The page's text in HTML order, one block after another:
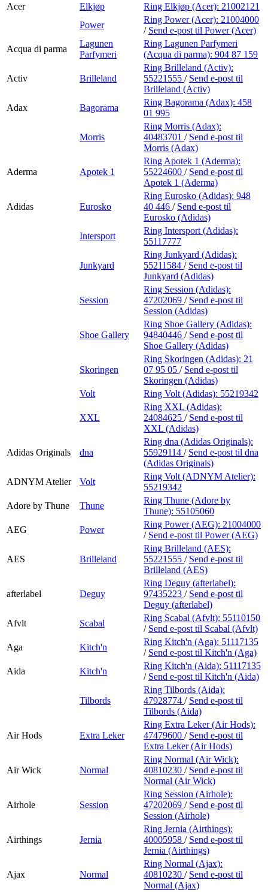
Acer
Elkjøp Ring Elkjøp (Acer): 21002121
Power
Ring Power (Acer): 21004000
/ Send e-post til Power (Acer)
Acqua di parma
Lagunen
Parfymeri
Ring Lagunen Parfymeri
(Acqua di parma): 904 87 159
Activ Brilleland
Ring Brilleland (Activ):
55221555 / Send e-post til
Brilleland (Activ)
Adax
Bagorama
Ring Bagorama (Adax): 458
01 995
Morris
Ring Morris (Adax):
40483701 / Send e-post til
Morris (Adax)
Aderma Apotek 1
Ring Apotek 1 (Aderma):
55224600 / Send e-post til
Apotek 1 (Aderma)
Adidas Eurosko
Ring Eurosko (Adidas): 948
40 446 / Send e-post til
Eurosko (Adidas)
Intersport
Ring Intersport (Adidas):
55117777
Junkyard
Ring Junkyard (Adidas):
55211584 / Send e-post til
Junkyard (Adidas)
Session
Ring Session (Adidas):
47202069 / Send e-post til
Session (Adidas)
Shoe Gallery
Ring Shoe Gallery (Adidas):
94840446 / Send e-post til
Shoe Gallery (Adidas)
Skoringen
Ring Skoringen (Adidas): 21
07 95 05 / Send e-post til
Skoringen (Adidas)
Volt
Ring Volt (Adidas): 55219342
XXL
Ring XXL (Adidas):
24084625 / Send e-post til
XXL (Adidas)
Adidas Originals dna
Ring dna (Adidas Originals):
55929114 / Send e-post til dna
(Adidas Originals)
ADNYM Atelier
Volt
Ring Volt (ADNYM Atelier):
55219342
Adore by Thune
Thune
Ring Thune (Adore by
Thune): 55105060
AEG
Power
Ring Power (AEG): 21004000
/ Send e-post til Power (AEG)
AES Brilleland
Ring Brilleland (AES):
55221555 / Send e-post til
Brilleland (AES)
afterlabel Deguy
Ring Deguy (afterlabel):
97435223 / Send e-post til
Deguy (afterlabel)
Afvlt
Scabal
Ring Scabal (Afvlt): 55110150
/ Send e-post til Scabal (Afvlt)
Aga
Kitch'n
Ring Kitch'n (Aga): 51117135
/ Send e-post til Kitch'n (Aga)
Aida
Kitch'n
Ring Kitch'n (Aida): 51117135
/ Send e-post til Kitch'n (Aida)
Tilbords
Ring Tilbords (Aida):
47928774 / Send e-post til
Tilbords (Aida)
Air Hods Extra Leker
Ring Extra Leker (Air Hods):
47479600 / Send e-post til
Extra Leker (Air Hods)
Air Wick Normal
Ring Normal (Air Wick):
40810230 / Send e-post til
Normal (Air Wick)
Airhole Session
Ring Session (Airhole):
47202069 / Send e-post til
Session (Airhole)
Airthings Jernia
Ring Jernia (Airthings):
40005958 / Send e-post til
Jernia (Airthings)
Ajax Normal
Ring Normal (Ajax):
40810230 / Send e-post til
Normal (Ajax)